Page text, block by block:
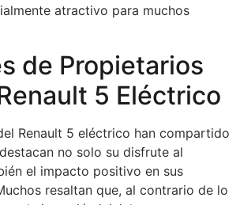
atractivo para muchos
de Propietarios
5 Eléctrico
Renault 5 eléctrico han compartido
no solo su disfrute al
el impacto positivo en sus
resaltan que, al contrario de lo